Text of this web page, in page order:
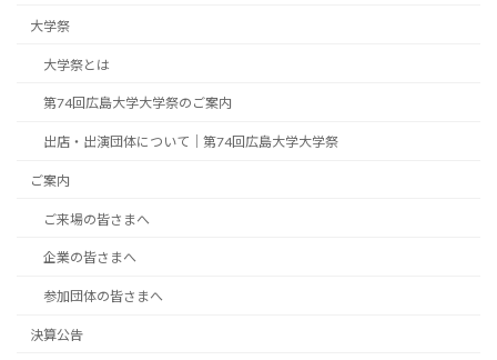
大学祭
大学祭とは
第74回広島大学大学祭のご案内
出店・出演団体について｜第74回広島大学大学祭
ご案内
ご来場の皆さまへ
企業の皆さまへ
参加団体の皆さまへ
決算公告